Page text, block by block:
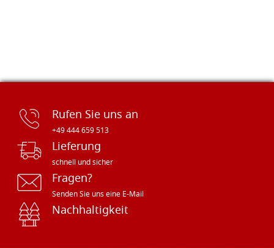
Rufen Sie uns an
+49 444 659 513
Lieferung
schnell und sicher
Fragen?
Senden Sie uns eine E-Mail
Nachhaltigkeit